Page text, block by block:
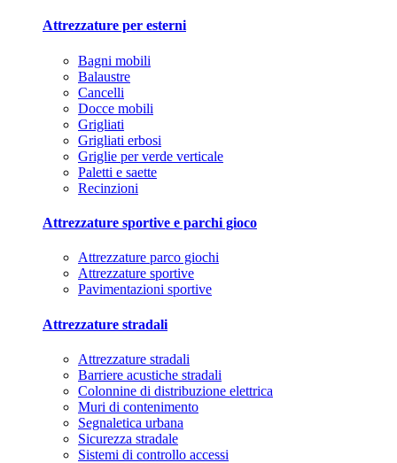
Attrezzature per esterni
Bagni mobili
Balaustre
Cancelli
Docce mobili
Grigliati
Grigliati erbosi
Griglie per verde verticale
Paletti e saette
Recinzioni
Attrezzature sportive e parchi gioco
Attrezzature parco giochi
Attrezzature sportive
Pavimentazioni sportive
Attrezzature stradali
Attrezzature stradali
Barriere acustiche stradali
Colonnine di distribuzione elettrica
Muri di contenimento
Segnaletica urbana
Sicurezza stradale
Sistemi di controllo accessi